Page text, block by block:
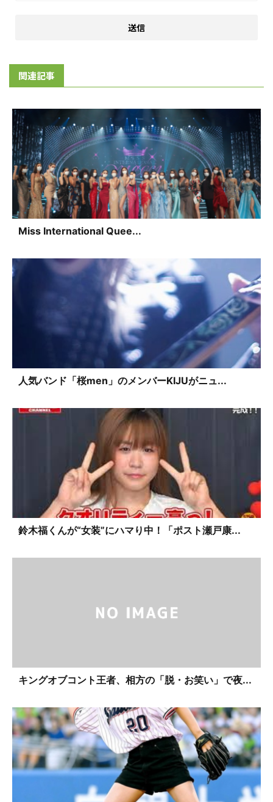
関連記事
Miss International Quee...
人気バンド「桜men」のメンバーKIJUがニュ...
鈴木福くんが“女装”にハマり中！「ポスト瀬戸康...
キングオブコント王者、相方の「脱・お笑い」で夜...